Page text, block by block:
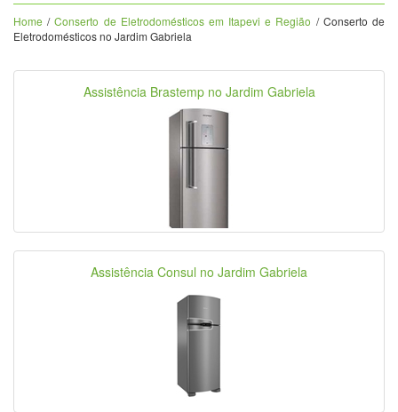
Home /Conserto de Eletrodomésticos em Itapevi e Região / Conserto de
Eletrodomésticos no Jardim Gabriela
Assistência Brastemp no Jardim Gabriela
Assistência Consul no Jardim Gabriela